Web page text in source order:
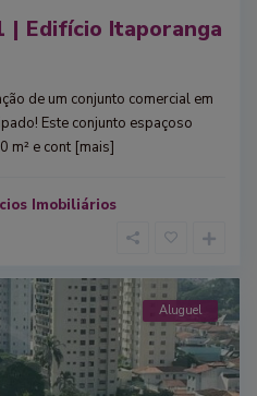
| Edifício Itaporanga
de um conjunto comercial em
Este conjunto espaçoso
m² e cont [mais]
Imobiliários
Aluguel